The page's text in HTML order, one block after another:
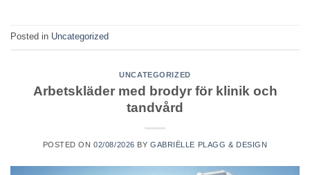
Posted in Uncategorized
UNCATEGORIZED
Arbetskläder med brodyr för klinik och
tandvård
POSTED ON02/08/2026 BY GABRIËLLE PLAGG & DESIGN